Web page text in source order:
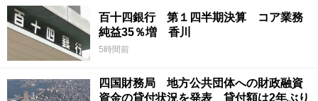
百十四銀行 第１四半期決算 コア業務
純益35％増 香川
5時間前
四国財務局 地方公共団体への財政融資
資金の貸付状況を発表 貸付額は2年ぶり